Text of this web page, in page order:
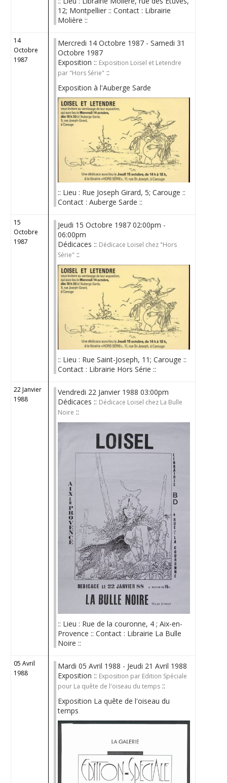
12; Montpellier :: Contact : Librairie
Molière ::
14
Octobre
1987
Mercredi 14 Octobre 1987 - Samedi 31
Octobre 1987
Exposition :: Exposition Loisel et Letendre
par "Hors Série" ::
Exposition à l'Auberge Sarde
:: Lieu : Rue Joseph Girard, 5; Carouge ::
Contact : Auberge Sarde ::
15
Octobre
1987
Jeudi 15 Octobre 1987 02:00pm -
06:00pm
Dédicaces :: Dédicace Loisel chez "Hors
Série" ::
:: Lieu : Rue Saint-Joseph, 11; Carouge ::
Contact : Librairie Hors Série ::
22 Janvier
1988
Vendredi 22 Janvier 1988 03:00pm
Dédicaces :: Dédicace Loisel chez La Bulle
Noire ::
:: Lieu : Rue de la couronne, 4 ; Aix-en-
Provence :: Contact : Librairie La Bulle
Noire ::
05 Avril
1988
Mardi 05 Avril 1988 - Jeudi 21 Avril 1988
Exposition :: Exposition par Edition Spéciale
pour La quête de l'oiseau du temps ::
Exposition La quête de l'oiseau du
temps